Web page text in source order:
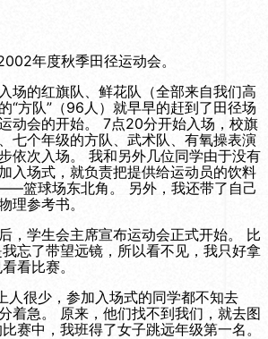
年度秋季田径运动会。
场的红旗队、鲜花队（全部来自我们高
“方队”（96人）就早早的赶到了田径场
动会的开始。 7点20分开始入场，校旗
七个年级的方队、武术队、有氧操表演
依次入场。 我和另外几位同学由于没有
入场式，就负责把提供给运动员的饮料
篮球场东北角。 另外，我还带了自己
理参考书。
，学生会主席宣布运动会正式开始。 比
忘了带望远镜，所以看不见，我只好拿
看比赛。
人很少，参加入场式的同学都不知去
着急。 原来，他们找不到我们，就去图
赛中，我班得了女子跳远年级第一名。